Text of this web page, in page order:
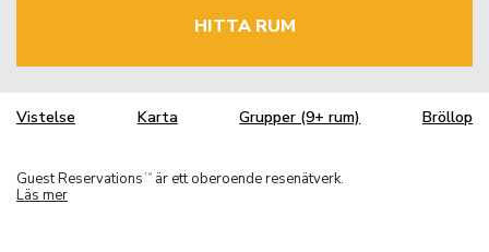
HITTA RUM
Vistelse Karta Grupper (9+ rum) Bröllop
Guest Reservations TM
är ett oberoende resenätverk.
Läs mer